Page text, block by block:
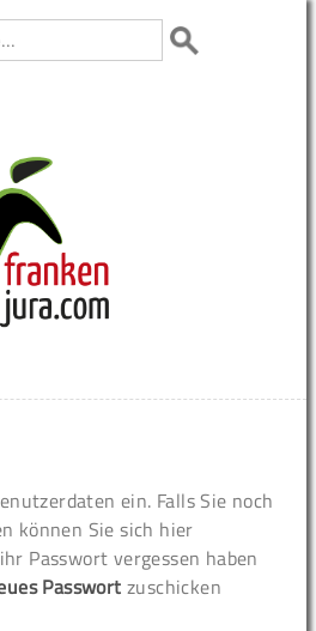
ein. Falls Sie noch
können Sie sich hier
Passwort vergessen haben
Passwort zuschicken